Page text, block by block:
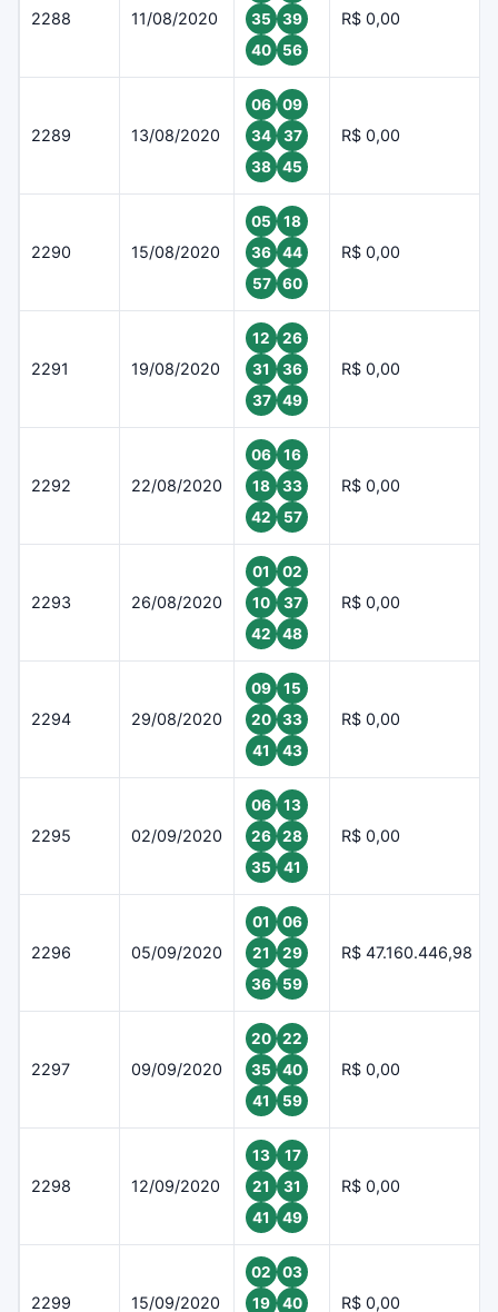
2288 11/08/2020
35
39
40
56
R$ 0,00
2289 13/08/2020
06
09
34
37
38
45
R$ 0,00
2290 15/08/2020
05
18
36
44
57
60
R$ 0,00
2291 19/08/2020
12
26
31
36
37
49
R$ 0,00
2292 22/08/2020
06
16
18
33
42
57
R$ 0,00
2293 26/08/2020
01
02
10
37
42
48
R$ 0,00
2294 29/08/2020
09
15
20
33
41
43
R$ 0,00
2295 02/09/2020
06
13
26
28
35
41
R$ 0,00
2296 05/09/2020
01
06
21
29
36
59
R$ 47.160.446,98
2297 09/09/2020
20
22
35
40
41
59
R$ 0,00
2298 12/09/2020
13
17
21
31
41
49
R$ 0,00
2299 15/09/2020
02
03
19
40 R$ 0,00